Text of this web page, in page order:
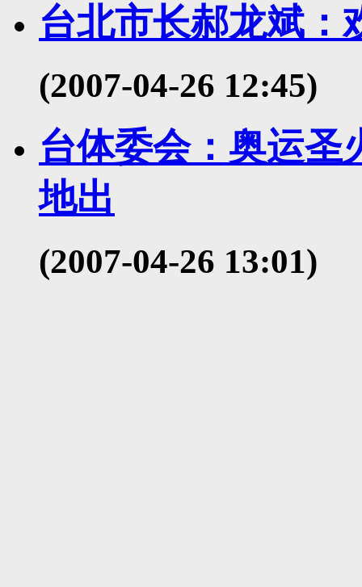
台北市长郝龙斌：
(2007-04-26 12:45)
台体委会：奥运圣
地出
(2007-04-26 13:01)